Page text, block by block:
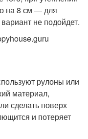
на 8 см — для
не подойдет.
рулоны или
материал,
сделать поверх
и потеряет